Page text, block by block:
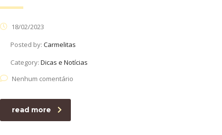
18/02/2023
Posted by: Carmelitas
Category: Dicas e Notícias
Nenhum comentário
read more